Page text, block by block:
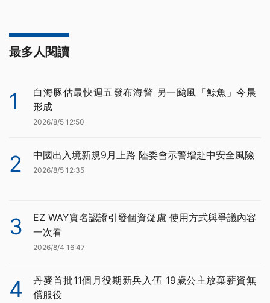
最多人閱讀
1
白海豚估最快週五發布海警 另一颱風「鯨魚」今晨
形成
2026/8/5 12:50
2 中國出入境新規9月上路 陸委會示警增赴中安全風險
2026/8/5 12:35
3
EZ WAY實名認證引發個資疑慮 使用方式與爭議內容
一次看
2026/8/4 16:47
4
丹麥首批11個月役期新兵入伍 19歲公主放棄薪資無
償服役